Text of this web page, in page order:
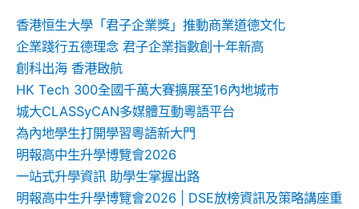
香港恒生大學「君子企業獎」推動商業道德文化
企業踐行五德理念 君子企業指數創十年新高
創科出海 香港啟航
HK Tech 300全國千萬大賽擴展至16內地城市
城大CLASSyCAN多媒體互動粵語平台
為內地學生打開學習粵語新大門
明報高中生升學博覽會2026
一站式升學資訊 助學生掌握出路
明報高中生升學博覽會2026 | DSE放榜資訊及策略講座重